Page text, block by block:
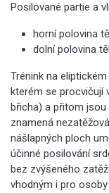
Posilované partie a
horní polovina
dolní polovina
Trénink na
kterém se procvičují
břicha) a přitom jsou
znamená
nášlapných ploch
účinné posilování
bez zvýšeného
vhodným i pro